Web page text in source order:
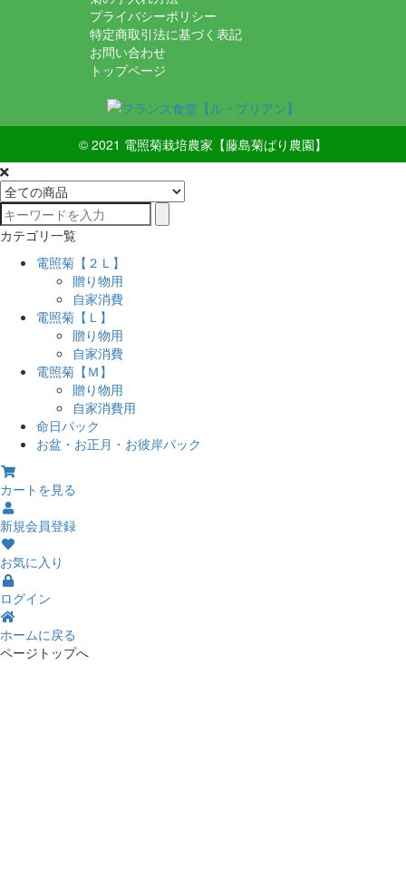
プライバシーポリシー
特定商取引法に基づく表記
お問い合わせ
トップページ
© 2021 電照菊栽培農家【藤島菊ばり農園】
カテゴリ一覧
電照菊【２Ｌ】
贈り物用
自家消費
電照菊【Ｌ】
贈り物用
自家消費
電照菊【Ｍ】
贈り物用
自家消費用
命日パック
お盆・お正月・お彼岸パック
カートを見る
新規会員登録
お気に入り
ログイン
ホームに戻る
ページトップへ